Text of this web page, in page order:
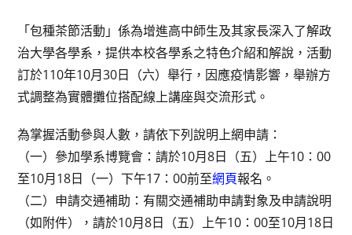
「包種茶節活動」係為增進高中師生及其家長深入了解政
治大學各學系，提供本校各學系之特色介紹和解說，活動
訂於110年10月30日（六）舉行，因應疫情影響，舉辦方
式調整為實體攤位搭配線上講座與交流形式。
為掌握活動參與人數，請依下列說明上網申請：
（一）參加學系博覽會：請於10月8日（五）上午10：00
至10月18日（一）下午17：00前至網頁報名。
（二）申請交通補助：有關交通補助申請對象及申請說明
（如附件），請於10月8日（五）上午10：00至10月18日